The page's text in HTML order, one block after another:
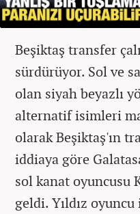
Beşiktaş transfer
sürdürüyor. Sol ve
olan siyah beyazlı
alternatif isimleri
olarak Beşiktaş'ın
iddiaya göre
sol kanat oyuncusu
geldi. Yıldız